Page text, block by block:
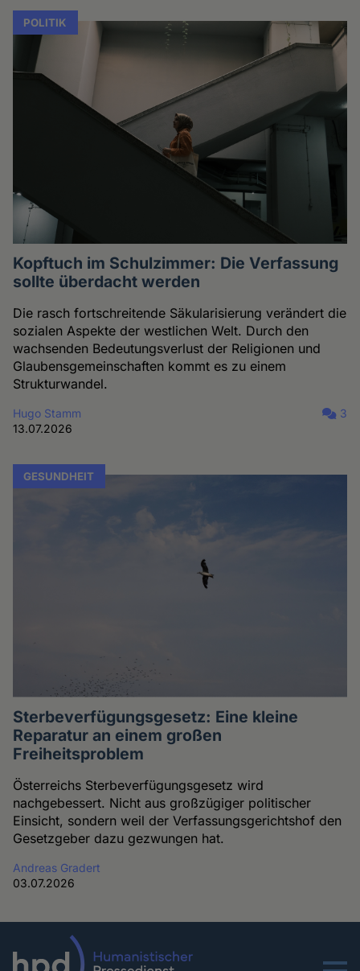
POLITIK
Kopftuch im Schulzimmer: Die Verfassung
sollte überdacht werden
Die rasch fortschreitende Säkularisierung verändert die
sozialen Aspekte der westlichen Welt. Durch den
wachsenden Bedeutungsverlust der Religionen und
Glaubensgemeinschaften kommt es zu einem
Strukturwandel.
Hugo Stamm
13.07.2026
3
GESUNDHEIT
Sterbeverfügungsgesetz: Eine kleine
Reparatur an einem großen
Freiheitsproblem
Österreichs Sterbeverfügungsgesetz wird
nachgebessert. Nicht aus großzügiger politischer
Einsicht, sondern weil der Verfassungsgerichtshof den
Gesetzgeber dazu gezwungen hat.
Andreas Gradert
03.07.2026